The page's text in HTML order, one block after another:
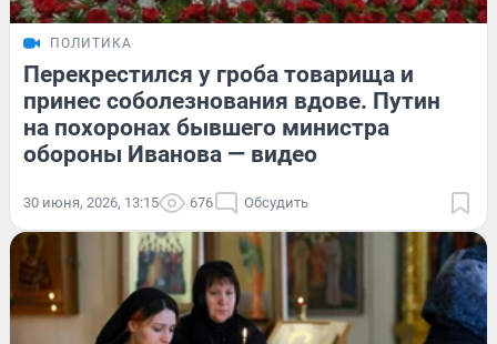
ПОЛИТИКА
Перекрестился у гроба товарища и
принес соболезнования вдове. Путин
на похоронах бывшего министра
обороны Иванова — видео
30 июня, 2026, 13:15 676 Обсудить